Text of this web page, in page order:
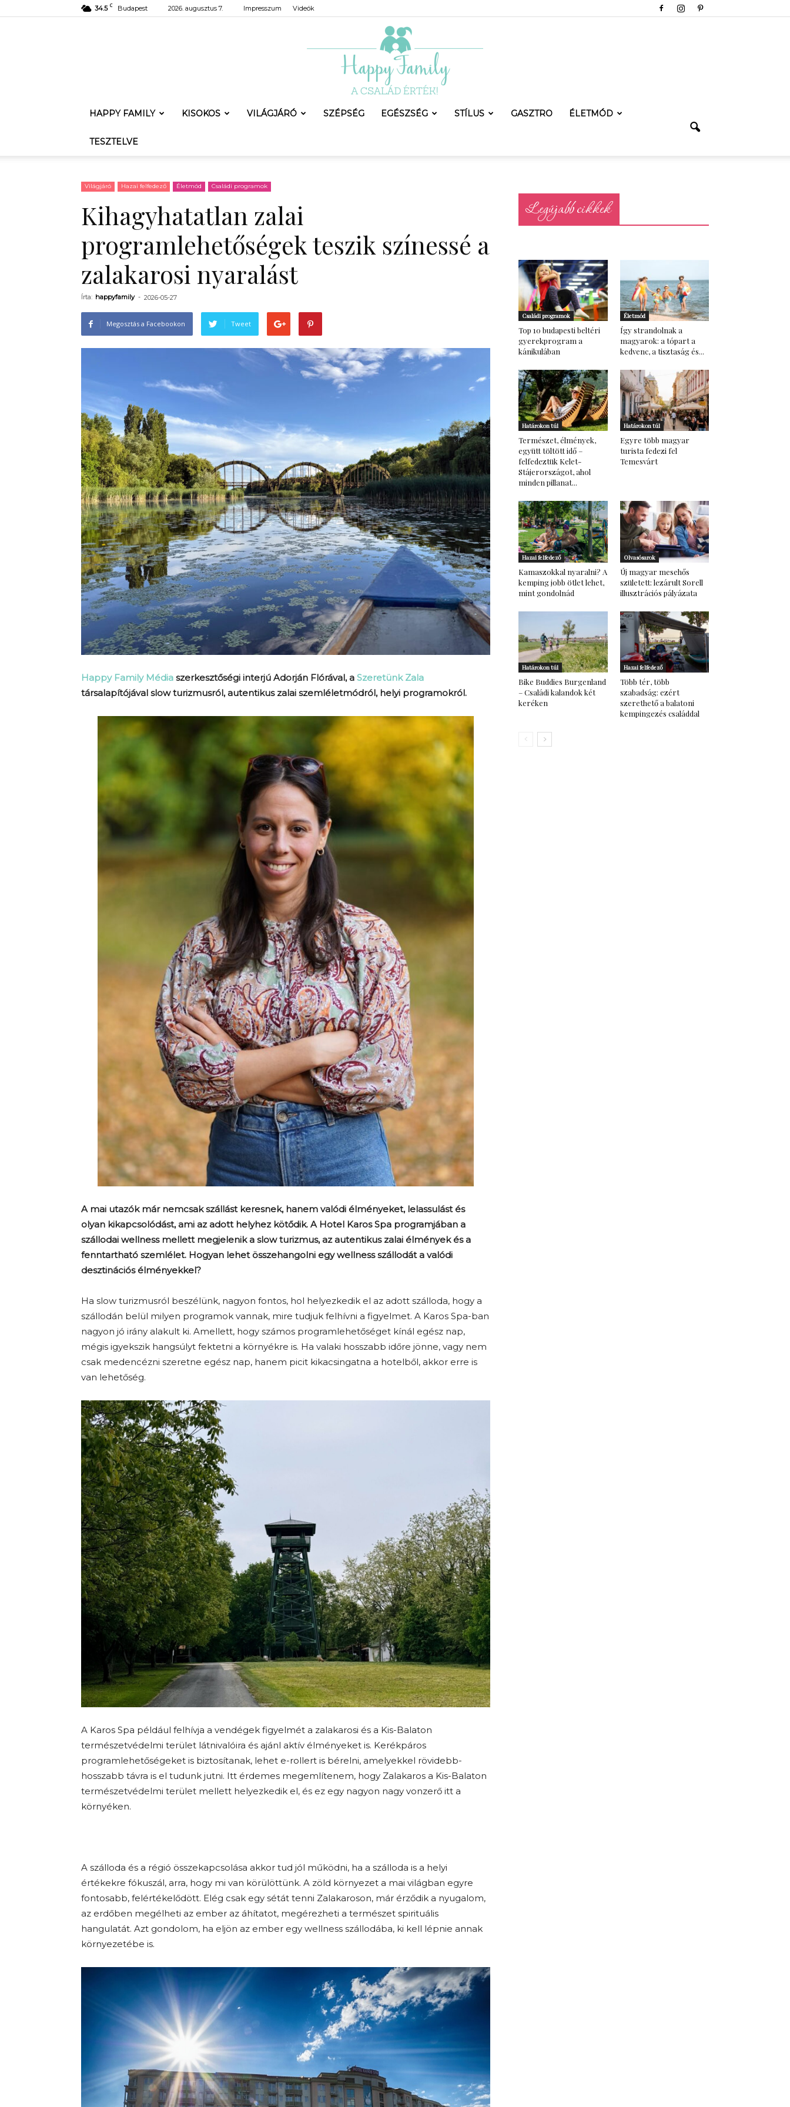
34.5 C Budapest 2026. augusztus 7. Impresszum Videók
ami
család
HAPPY FAMILY KISOKOS VILÁGJÁRÓ SZÉPSÉG EGÉSZSÉG STÍLUS GASZTRO ÉLETMÓD
TESZTELVE
Világjáró Hazai felfedező Életmód Családi programok
Kihagyhatatlan zalai
programlehetőségek teszik színessé a
zalakarosi nyaralást
Írta: happyfamily - 2026-05-27
Megosztás a Facebookon Tweet
Happy Family Média szerkesztőségi interjú Adorján Flórával, a Szeretünk Zala
társalapítójával slow turizmusról, autentikus zalai szemléletmódról, helyi programokról.
A mai utazók már nemcsak szállást keresnek, hanem valódi élményeket, lelassulást és
olyan kikapcsolódást, ami az adott helyhez kötődik. A Hotel Karos Spa programjában a
szállodai wellness mellett megjelenik a slow turizmus, az autentikus zalai élmények és a
fenntartható szemlélet. Hogyan lehet összehangolni egy wellness szállodát a valódi
desztinációs élményekkel?
Ha slow turizmusról beszélünk, nagyon fontos, hol helyezkedik el az adott szálloda, hogy a
szállodán belül milyen programok vannak, mire tudjuk felhívni a figyelmet. A Karos Spa-ban
nagyon jó irány alakult ki. Amellett, hogy számos programlehetőséget kínál egész nap,
mégis igyekszik hangsúlyt fektetni a környékre is. Ha valaki hosszabb időre jönne, vagy nem
csak medencézni szeretne egész nap, hanem picit kikacsingatna a hotelből, akkor erre is
van lehetőség.
A Karos Spa például felhívja a vendégek figyelmét a zalakarosi és a Kis-Balaton
természetvédelmi terület látnivalóira és ajánl aktív élményeket is. Kerékpáros
programlehetőségeket is biztosítanak, lehet e-rollert is bérelni, amelyekkel rövidebb-
hosszabb távra is el tudunk jutni. Itt érdemes megemlítenem, hogy Zalakaros a Kis-Balaton
természetvédelmi terület mellett helyezkedik el, és ez egy nagyon nagy vonzerő itt a
környéken.
A szálloda és a régió összekapcsolása akkor tud jól működni, ha a szálloda is a helyi
értékekre fókuszál, arra, hogy mi van körülöttünk. A zöld környezet a mai világban egyre
fontosabb, felértékelődött. Elég csak egy sétát tenni Zalakaroson, már érződik a nyugalom,
az erdőben megélheti az ember az áhítatot, megérezheti a természet spirituális
hangulatát. Azt gondolom, ha eljön az ember egy wellness szállodába, ki kell lépnie annak
környezetébe is.
Legújabb cikkek
Családi programok
Top 10 budapesti beltéri
gyerekprogram a
kánikulában
Életmód
Így strandolnak a
magyarok: a tópart a
kedvenc, a tisztaság és...
Határokon túl
Természet, élmények,
együtt töltött idő –
felfedeztük Kelet-
Stájerországot, ahol
minden pillanat...
Határokon túl
Egyre több magyar
turista fedezi fel
Temesvárt
Hazai felfedező
Kamaszokkal nyaralni? A
kemping jobb ötlet lehet,
mint gondolnád
Olvasósarok
Új magyar mesehős
született: lezárult Sorell
illusztrációs pályázata
Határokon túl
Bike Buddies Burgenland
– Családi kalandok két
keréken
Hazai felfedező
Több tér, több
szabadság: ezért
szerethető a balatoni
kempingezés családdal